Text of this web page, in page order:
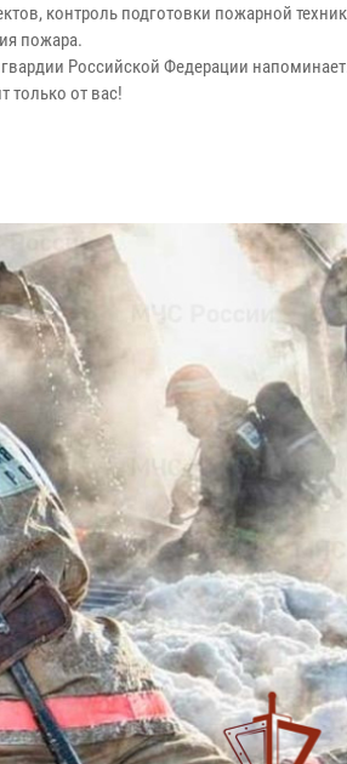
контроль подготовки пожарной
пожара.
Российской Федерации
только от вас!